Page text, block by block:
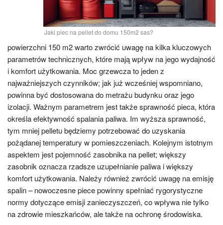
Jaki piec na pellet do domu 150m2 sas?
powierzchni 150 m2 warto zwrócić uwagę na kilka kluczowych
parametrów technicznych, które mają wpływ na jego wydajność
i komfort użytkowania. Moc grzewcza to jeden z
najważniejszych czynników; jak już wcześniej wspomniano,
powinna być dostosowana do metrażu budynku oraz jego
izolacji. Ważnym parametrem jest także sprawność pieca, która
określa efektywność spalania paliwa. Im wyższa sprawność,
tym mniej pelletu będziemy potrzebować do uzyskania
pożądanej temperatury w pomieszczeniach. Kolejnym istotnym
aspektem jest pojemność zasobnika na pellet; większy
zasobnik oznacza rzadsze uzupełnianie paliwa i większy
komfort użytkowania. Należy również zwrócić uwagę na emisję
spalin – nowoczesne piece powinny spełniać rygorystyczne
normy dotyczące emisji zanieczyszczeń, co wpływa nie tylko
na zdrowie mieszkańców, ale także na ochronę środowiska.